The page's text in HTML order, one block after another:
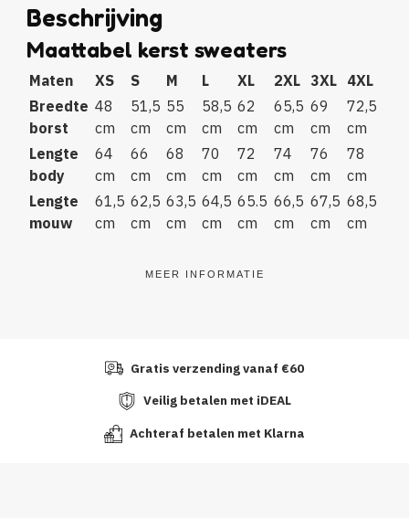
Beschrijving
Maattabel kerst sweaters
Maten XS S M L XL 2XL 3XL
4XL
Breedte
borst
48
cm
51,5
cm
55
cm
58,5
cm
62
cm
65,5
cm
69
cm
72,5
cm
Lengte
body
64
cm
66
cm
68
cm
70
cm
72
cm
74
cm
76
cm
78
cm
Lengte
mouw
61,5
cm
62,5
cm
63,5
cm
64,5
cm
65.5
cm
66,5
cm
67,5
cm
68,5
cm
MEER INFORMATIE
Gratis verzending vanaf €60
Veilig betalen met iDEAL
Achteraf betalen met Klarna